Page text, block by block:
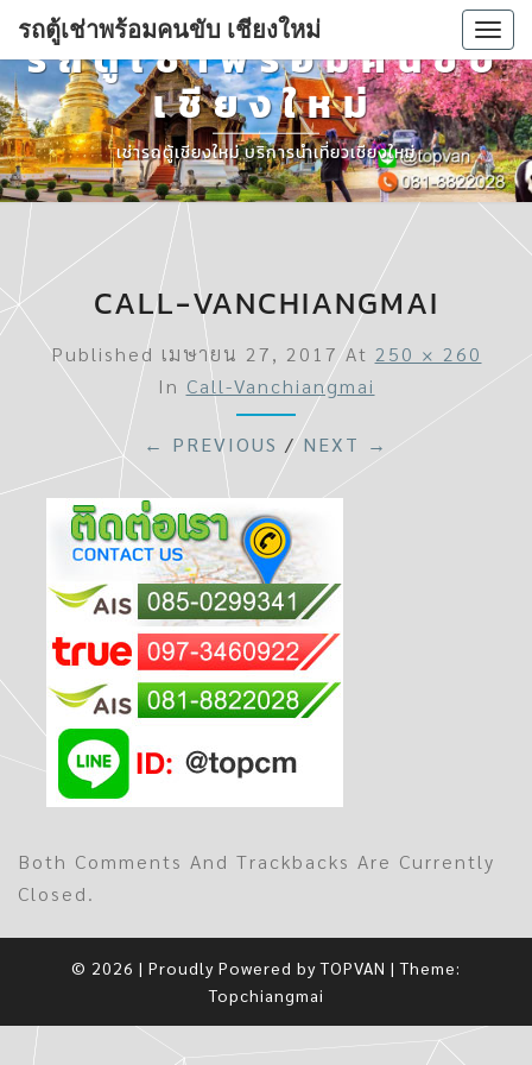
รถตู้เช่าพร้อมคนขับ เชียงใหม่
รถตู้เช่าพร้อมคนขับ
เชียงใหม่
เช่ารถตู้เชียงใหม่ บริการนำเที่ยวเชียงใหม่
CALL-VANCHIANGMAI
Published เมษายน 27, 2017At 250 × 260
In Call-Vanchiangmai
← PREVIOUS /NEXT →
Both Comments And Trackbacks Are Currently
Closed.
© 2026 | Proudly Powered byTOPVAN |Theme:
Topchiangmai